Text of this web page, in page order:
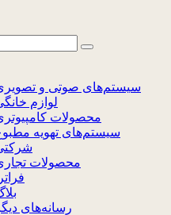
سیستم‌های صوتی و
لوازم
محصولات
سیستم‌های تهویه
محصولات
رسانه‌های